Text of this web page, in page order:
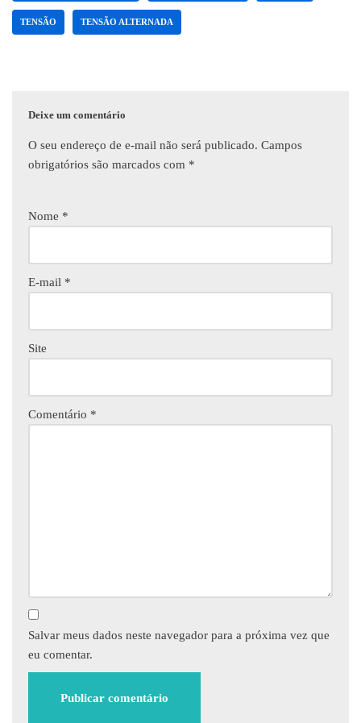
TENSÃO TENSÃO ALTERNADA
Deixe um comentário
O seu endereço de e-mail não será publicado. Campos
obrigatórios são marcados com *
Nome *
E-mail *
Site
Comentário *
Salvar meus dados neste navegador para a próxima vez que
eu comentar.